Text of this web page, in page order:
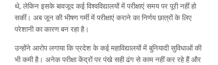
थे, लेकिन इसके बावजूद कई विश्वविद्यालयों में परीक्षाएं समय पर पूरी नहीं हो
सकीं। अब जून की भीषण गर्मी में परीक्षाएं कराने का निर्णय छात्रों के लिए
परेशानी का कारण बन रहा है।
उन्होंने आरोप लगाया कि प्रदेश के कई महाविद्यालयों में बुनियादी सुविधाओं की
भी कमी है। अनेक परीक्षा केंद्रों पर पंखे सही ढंग से काम नहीं कर रहे हैं और